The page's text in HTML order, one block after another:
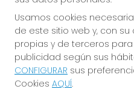
¡La Tres Loterias te
Usamos cookies
de este sitio web y, con
propias y de terceros
publicidad según sus
CONFIGURAR sus
Cookies AQUÍ.